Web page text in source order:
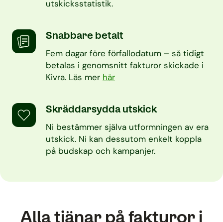
utskicksstatistik.
Snabbare betalt
Fem dagar före förfallodatum – så tidigt
betalas i genomsnitt fakturor skickade i
Kivra. Läs mer här
Skräddarsydda utskick
Ni bestämmer själva utformningen av era
utskick. Ni kan dessutom enkelt koppla
på budskap och kampanjer.
Alla tjänar på fakturor i